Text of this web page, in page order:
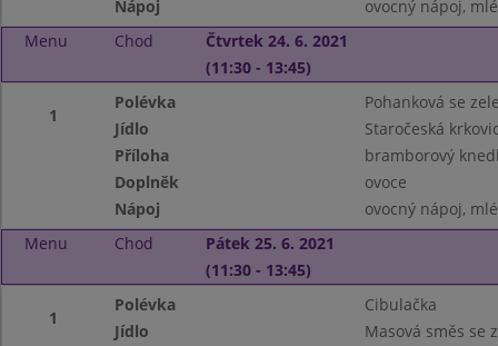
Nápoj
ovocný nápoj,
Menu
Chod
Čtvrtek 24. 6. 2021
(11:30 - 13:45)
1
Polévka
Pohanková se
Jídlo
Staročeská
Příloha
bramborový
Doplněk
ovoce
Nápoj
ovocný nápoj,
Menu
Chod
Pátek 25. 6. 2021
(11:30 - 13:45)
1
Polévka
Cibulačka
Jídlo
Masová směs se